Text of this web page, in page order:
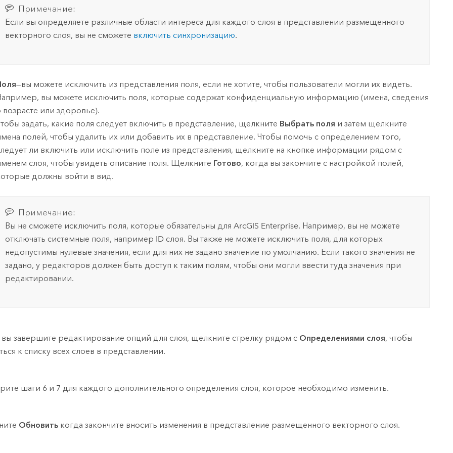
Примечание:
Если вы определяете различные области интереса для каждого слоя в представлении размещенного
векторного слоя, вы не сможете включить синхронизацию.
—вы можете исключить из представления поля, если не хотите, чтобы пользователи могли их видеть.
вы можете исключить поля, которые содержат конфиденциальную информацию (имена, сведения
возрасте или здоровье).
задать, какие поля следует включить в представление, щелкните Выбрать поля и затем щелкните
полей, чтобы удалить их или добавить их в представление. Чтобы помочь с определением того,
ли включить или исключить поле из представления, щелкните на кнопке информации рядом с
слоя, чтобы увидеть описание поля. Щелкните Готово, когда вы закончите с настройкой полей,
должны войти в вид.
Примечание:
Вы не сможете исключить поля, которые обязательны дляArcGIS Enterprise. Например, вы не можете
отключать системные поля, например ID слоя. Вы также не можете исключить поля, для которых
недопустимы нулевые значения, если для них не задано значение по умолчанию. Если такого значения не
задано, у редакторов должен быть доступ к таким полям, чтобы они могли ввести туда значения при
редактировании.
вы завершите редактирование опций для слоя, щелкните стрелку рядом с Определениями слоя, чтобы
к списку всех слоев в представлении.
шаги 6 и 7 для каждого дополнительного определения слоя, которое необходимо изменить.
Обновить когда закончите вносить изменения в представление размещенного векторного слоя.